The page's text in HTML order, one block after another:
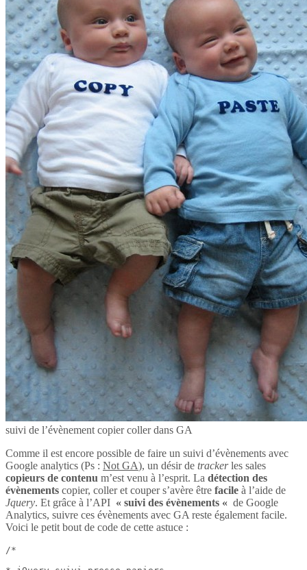
suivi de l’évènement copier coller dans GA
Comme il est encore possible de faire un suivi d’évènements avec
Google analytics (Ps : Not GA), un désir de trackerles sales
copieurs de contenu m’est venu à l’esprit. La détection des
évènements copier, coller et couper s’avère être facile à l’aide de
Jquery. Et grâce à l’API « suivi des évènements « de Google
Analytics, suivre ces évènements avec GA reste également facile.
Voici le petit bout de code de cette astuce :
/*